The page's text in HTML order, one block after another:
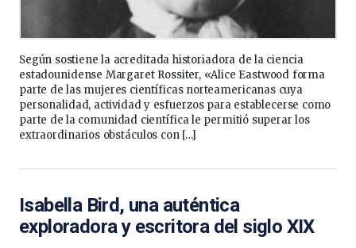
Según sostiene la acreditada historiadora de la ciencia
estadounidense Margaret Rossiter, «Alice Eastwood forma
parte de las mujeres científicas norteamericanas cuya
personalidad, actividad y esfuerzos para establecerse como
parte de la comunidad científica le permitió superar los
extraordinarios obstáculos con […]
Isabella Bird, una auténtica
exploradora y escritora del siglo XIX